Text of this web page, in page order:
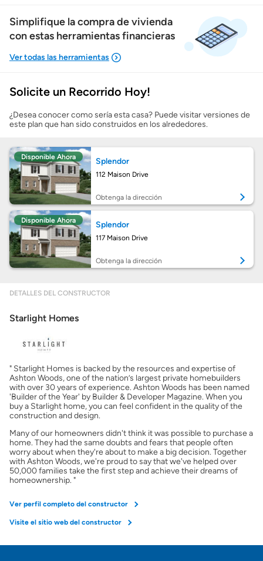
Simplifique la compra de vivienda
con estas herramientas financieras
Mostrarme lo que puedo pagar
Costos casa nueva vs. usada
Obtener mi puntaje de crédito
Calcular mi hipoteca
Obtener Aprobación Previa
Preparar mi casa para la venta
Seguro de propietarios
Solicite un Recorrido Hoy!
¿Desea conocer como sería esta casa? Puede visitar versiones de
este plan que han sido construidos en los alrededores.
Disponible Ahora Splendor
112 Maison Drive
Obtenga la dirección
Disponible Ahora Splendor
117 Maison Drive
Obtenga la dirección
DETALLES DEL CONSTRUCTOR
Starlight Homes
" Starlight Homes is backed by the resources and expertise of
Ashton Woods, one of the nation’s largest private homebuilders
with over 30 years of experience. Ashton Woods has been named
'Builder of the Year' by Builder & Developer Magazine. When you
buy a Starlight home, you can feel confident in the quality of the
construction and design.
Many of our homeowners didn't think it was possible to purchase a
home. They had the same doubts and fears that people often
worry about when they're about to make a big decision. Together
with Ashton Woods, we're proud to say that we've helped over
50,000 families take the first step and achieve their dreams of
homeownership. "
Ver perfil completo del constructor
Visite el sitio web del constructor